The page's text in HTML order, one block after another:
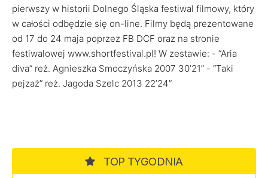
pierwszy w historii Dolnego Śląska festiwal filmowy, który
w całości odbędzie się on-line. Filmy będą prezentowane
od 17 do 24 maja poprzez FB DCF oraz na stronie
festiwalowej www.shortfestival.pl! W zestawie: - “Aria
diva” reż. Agnieszka Smoczyńska 2007 30’21” - “Taki
pejzaż” reż. Jagoda Szelc 2013 22’24”
TOP TYGODNIA